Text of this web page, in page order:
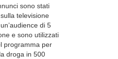
sono stati
televisione
di 5
e sono utilizzati
programma per
droga in 500